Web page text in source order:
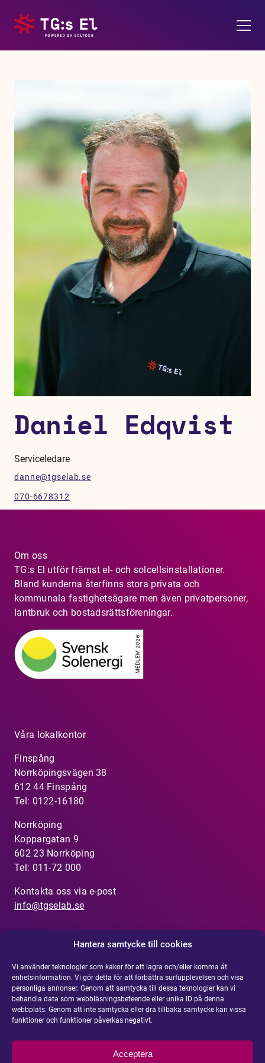
Hantera samtycke till cookies
Vi använder teknologier som kakor för att lagra och/eller komma åt
enhetsinformation. Vi gör detta för att förbättra surfupplevelsen och visa
personliga annonser. Genom att samtycka till dessa teknologier kan vi
behandla data som webbläsningsbeteende eller unika ID på denna
webbplats. Genom att inte samtycka eller dra tillbaka samtycke kan vissa
funktioner och funktioner påverkas negativt.
Acceptera
Personal
Soltech Energy
Daniel Edqvist
Serviceledare
danne@tgselab.se
070-6678312
Om oss
TG:s El utför främst el- och solcellsinstallationer.
Bland kunderna återfinns stora privata och
kommunala fastighetsägare men även privatpersoner,
lantbruk och bostadsrättsföreningar.
Våra lokalkontor
Finspång
Norrköpingsvägen 38
612 44 Finspång
Tel: 0122-16180
Norrköping
Koppargatan 9
602 23 Norrköping
Tel: 011-72 000
Kontakta oss via e-post
info@tgselab.se
Visselblåsarfunktion
Har du uppmärksammat något som inte känns
rätt?Rapportera din misstanke om olämpligt
agerande eller oegentlighet.